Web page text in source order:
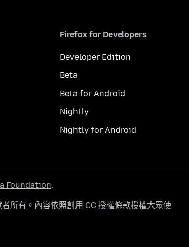
Firefox for Developers
Developer Edition
Beta
Beta for Android
Nightly
Nightly for Android
Foundation.
所有。內容依照創用 CC 授權條款授權大眾使